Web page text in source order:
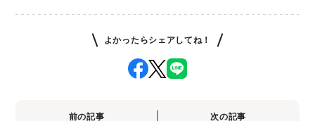
よかったらシェアしてね！
前の記事 次の記事